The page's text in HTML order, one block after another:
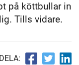
på köttbullar in
Tills vidare.
DELA: